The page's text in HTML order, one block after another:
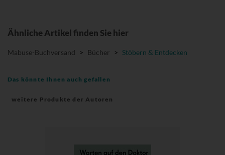
Ähnliche Artikel finden Sie hier
Mabuse-Buchversand > Bücher > Stöbern & Entdecken
Das könnte Ihnen auch gefallen
weitere Produkte der Autoren